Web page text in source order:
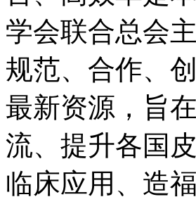
学会联合总会
规范、合作、
最新资源，旨
流、提升各国
临床应用、造